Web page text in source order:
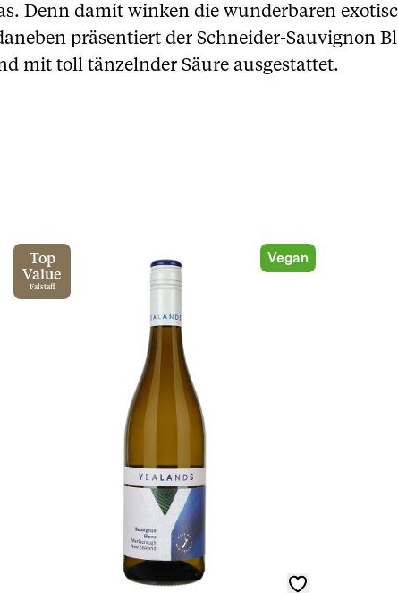
Denn damit winken die wunderbaren
präsentiert der Schneider-Sauvignon
mit toll tänzelnder Säure ausgestattet.
Top
Value
Falstaff
Vegan